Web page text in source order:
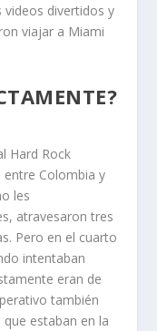
videos divertidos y
viajar a Miami
Hard Rock
entre Colombia y
les
atravesaron tres
Pero en el cuarto
intentaban
eran de
también
estaban en la